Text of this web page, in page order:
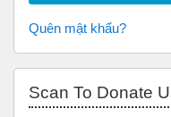
Quên mật khẩu?
Scan To Donate